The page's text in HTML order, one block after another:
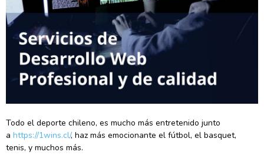
Todo el deporte chileno, es mucho más entretenido junto
a https://1wins.cl/, haz más emocionante el fútbol, el basquet,
tenis, y muchos más.